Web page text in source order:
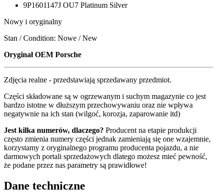
9P1601147J OU7 Platinum Silver
Nowy i oryginalny
Stan / Condition: Nowe / New
Oryginał OEM Porsche
Zdjęcia realne - przedstawiają sprzedawany przedmiot.
Części składowane są w ogrzewanym i suchym magazynie co jest
bardzo istotne w dłuższym przechowywaniu oraz nie wpływa
negatywnie na ich stan (wilgoć, korozja, zaparowanie itd)
Jest kilka numerów, dlaczego? Producent na etapie produkcji
często zmienia numery części jednak zamieniają się one wzajemnie,
korzystamy z oryginalnego programu producenta pojazdu, a nie
darmowych portali sprzedażowych dlatego możesz mieć pewność,
że podane przez nas parametry są prawidłowe!
Dane techniczne